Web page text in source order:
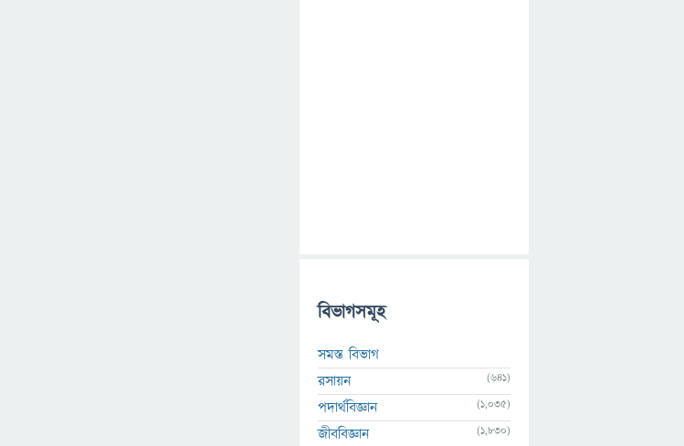
বিভাগসমূহ
সমস্ত বিভাগ
রসায়ন
(641)
পদার্থবিজ্ঞান (1,035)
জীববিজ্ঞান (1,830)